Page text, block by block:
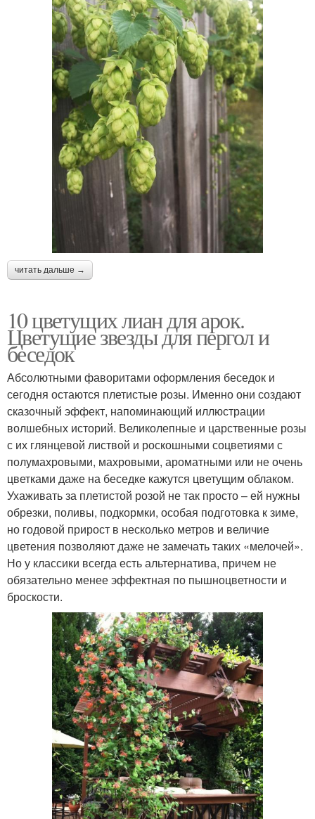
читать дальше →
10 цветущих лиан для арок.
Цветущие звезды для пергол и
беседок
Абсолютными фаворитами оформления беседок и
сегодня остаются плетистые розы. Именно они создают
сказочный эффект, напоминающий иллюстрации
волшебных историй. Великолепные и царственные розы
с их глянцевой листвой и роскошными соцветиями с
полумахровыми, махровыми, ароматными или не очень
цветками даже на беседке кажутся цветущим облаком.
Ухаживать за плетистой розой не так просто – ей нужны
обрезки, поливы, подкормки, особая подготовка к зиме,
но годовой прирост в несколько метров и величие
цветения позволяют даже не замечать таких «мелочей».
Но у классики всегда есть альтернатива, причем не
обязательно менее эффектная по пышноцветности и
броскости.